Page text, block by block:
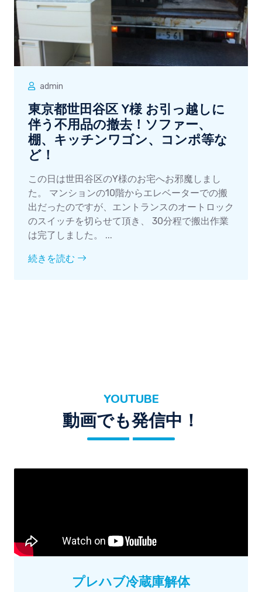
admin
東京都世田谷区 Y様 お引っ越しに
伴う不用品の撤去！ソファー、
棚、キッチンワゴン、コンポ等な
ど！
この日は世田谷区のY様のお宅へお邪魔しまし
た。 マンションの10階からエレベーターでの搬
出だったのですが、エントランスのオートロック
のスイッチを切らせて頂き、 30分程で搬出作業
は完了しました。 ...
続きを読む
YOUTUBE
動画でも発信中！
プレハブ冷蔵庫解体